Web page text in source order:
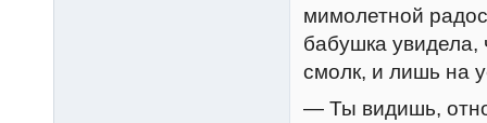
мимолетной
бабушка увидела,
смолк, и лишь на
— Ты видишь,